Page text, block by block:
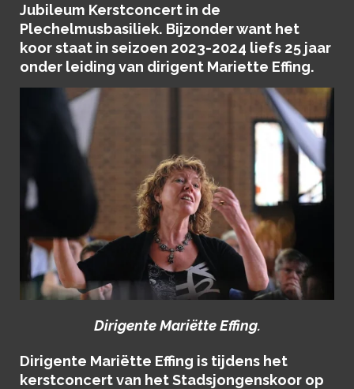
Jubileum Kerstconcert in de
Plechelmusbasiliek. Bijzonder want het
koor staat in seizoen 2023-2024 liefs 25 jaar
onder leiding van dirigent Mariette Effing.
Dirigente Mariëtte Effing.
Dirigente Mariëtte Effing is tijdens het
kerstconcert van het Stadsjongenskoor op